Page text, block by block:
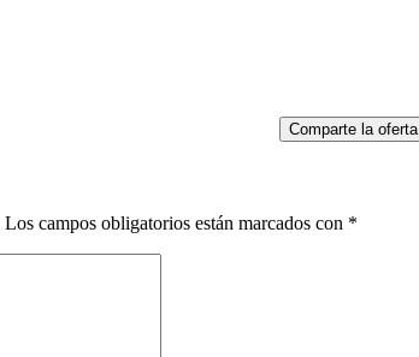
Comparte la oferta
Los campos obligatorios están marcados con *